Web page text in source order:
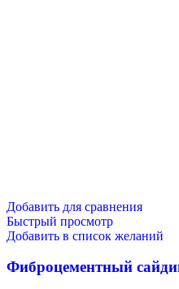
Добавить для сравнения
Быстрый просмотр
Добавить в список желаний
Фиброцементный